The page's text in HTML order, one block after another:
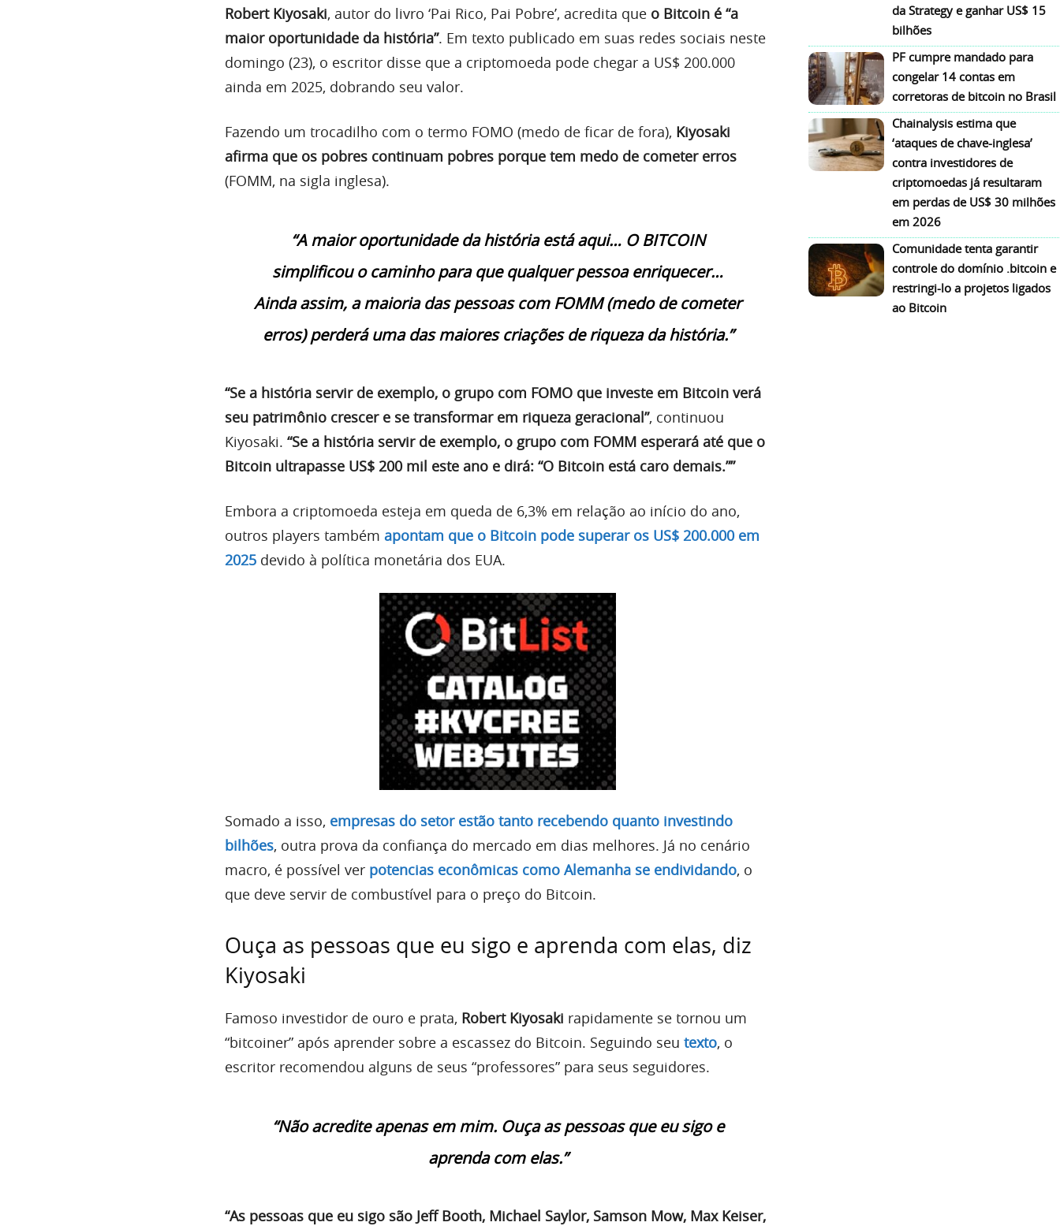
Robert Kiyosaki, autor do livro ‘Pai Rico, Pai Pobre’, acredita que o Bitcoin é “a
maior oportunidade da história”. Em texto publicado em suas redes sociais neste
domingo (23), o escritor disse que a criptomoeda pode chegar a US$ 200.000
ainda em 2025, dobrando seu valor.
Fazendo um trocadilho com o termo FOMO (medo de ficar de fora), Kiyosaki
afirma que os pobres continuam pobres porque tem medo de cometer erros
(FOMM, na sigla inglesa).
“A maior oportunidade da história está aqui… O BITCOIN
simplificou o caminho para que qualquer pessoa enriquecer…
Ainda assim, a maioria das pessoas com FOMM (medo de cometer
erros) perderá uma das maiores criações de riqueza da história.”
“Se a história servir de exemplo, o grupo com FOMO que investe em Bitcoin verá
seu patrimônio crescer e se transformar em riqueza geracional”, continuou
Kiyosaki. “Se a história servir de exemplo, o grupo com FOMM esperará até que o
Bitcoin ultrapasse US$ 200 mil este ano e dirá: “O Bitcoin está caro demais.””
Embora a criptomoeda esteja em queda de 6,3% em relação ao início do ano,
outros players também apontam que o Bitcoin pode superar os US$ 200.000 em
2025 devido à política monetária dos EUA.
Somado a isso, empresas do setor estão tanto recebendo quanto investindo
bilhões, outra prova da confiança do mercado em dias melhores. Já no cenário
macro, é possível ver potencias econômicas como Alemanha se endividando, o
que deve servir de combustível para o preço do Bitcoin.
Ouça as pessoas que eu sigo e aprenda com elas, diz
Kiyosaki
Famoso investidor de ouro e prata, Robert Kiyosaki rapidamente se tornou um
“bitcoiner” após aprender sobre a escassez do Bitcoin. Seguindo seu texto, o
escritor recomendou alguns de seus “professores” para seus seguidores.
“Não acredite apenas em mim. Ouça as pessoas que eu sigo e
aprenda com elas.”
“As pessoas que eu sigo são Jeff Booth, Michael Saylor, Samson Mow, Max Keiser,
da Strategy e ganhar US$ 15
bilhões
PF cumpre mandado para
congelar 14 contas em
corretoras de bitcoin no Brasil
Chainalysis estima que
‘ataques de chave-inglesa’
contra investidores de
criptomoedas já resultaram
em perdas de US$ 30 milhões
em 2026
Comunidade tenta garantir
controle do domínio .bitcoin e
restringi-lo a projetos ligados
ao Bitcoin